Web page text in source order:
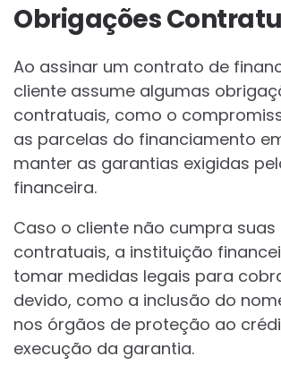
Obrigações
Ao assinar um contrato de
cliente assume algumas
contratuais, como o
as parcelas do financiamento
manter as garantias exigidas
financeira.
Caso o cliente não cumpra
contratuais, a instituição
tomar medidas legais para
devido, como a inclusão do
nos órgãos de proteção ao
execução da garantia.